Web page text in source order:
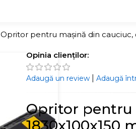
Opritor pentru mașină din cauciuc,
Opinia clienților:
Adaugă un review |Adaugă
Opritor pentru
1830x100x150